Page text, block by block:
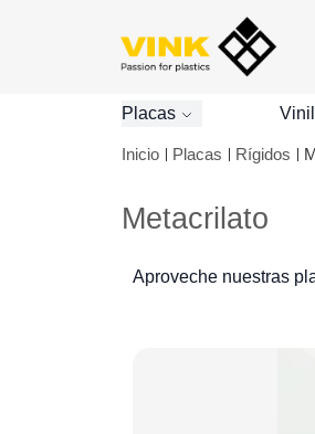
Placas
Inicio Placas Rígidos
Metacrilato
Aproveche nuestras